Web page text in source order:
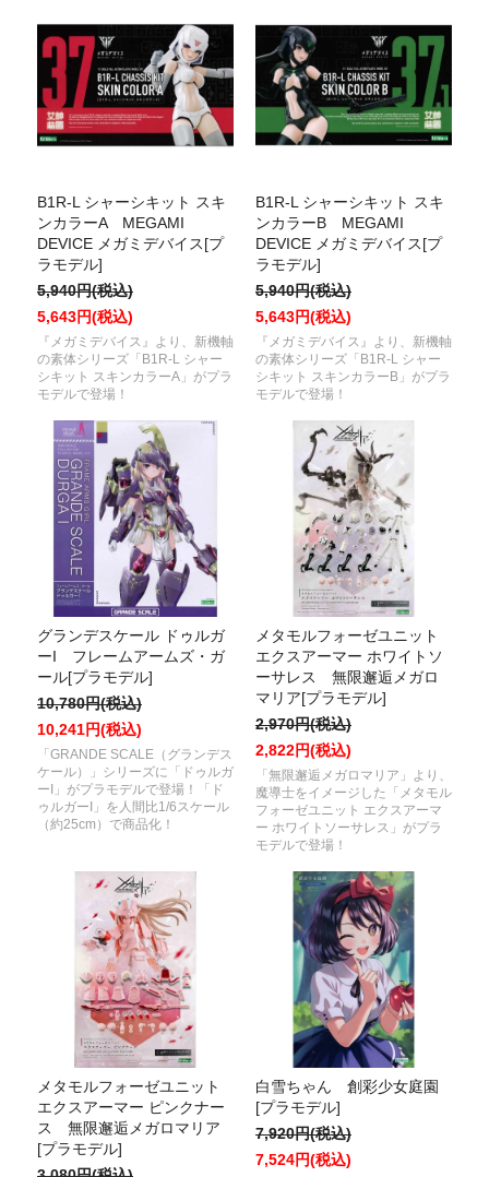
B1R-L シャーシキット スキ
ンカラーA MEGAMI
DEVICE メガミデバイス[プ
ラモデル]
5,940円(税込)
5,643円(税込)
『メガミデバイス』より、新機軸
の素体シリーズ「B1R-L シャー
シキット スキンカラーA」がプラ
モデルで登場！
B1R-L シャーシキット スキ
ンカラーB MEGAMI
DEVICE メガミデバイス[プ
ラモデル]
5,940円(税込)
5,643円(税込)
『メガミデバイス』より、新機軸
の素体シリーズ「B1R-L シャー
シキット スキンカラーB」がプラ
モデルで登場！
グランデスケール ドゥルガ
ーI フレームアームズ・ガ
ール[プラモデル]
10,780円(税込)
10,241円(税込)
「GRANDE SCALE（グランデス
ケール）」シリーズに「ドゥルガ
ーI」がプラモデルで登場！「ド
ゥルガーI」を人間比1/6スケール
（約25cm）で商品化！
メタモルフォーゼユニット
エクスアーマー ホワイトソ
ーサレス 無限邂逅メガロ
マリア[プラモデル]
2,970円(税込)
2,822円(税込)
「無限邂逅メガロマリア」より、
魔導士をイメージした「メタモル
フォーゼユニット エクスアーマ
ー ホワイトソーサレス」がプラ
モデルで登場！
メタモルフォーゼユニット
エクスアーマー ピンクナー
ス 無限邂逅メガロマリア
[プラモデル]
白雪ちゃん 創彩少女庭園
[プラモデル]
7,920円(税込)
7,524円(税込)